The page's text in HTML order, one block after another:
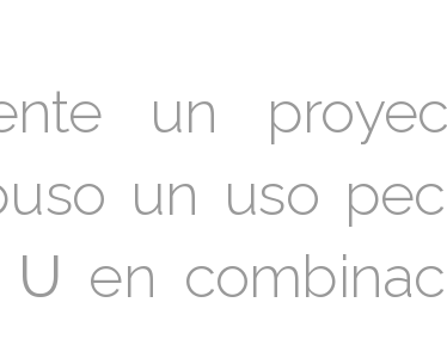
un
un uso
en